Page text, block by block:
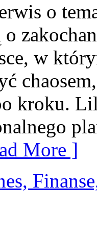
o
o
w
kroku.
More ]